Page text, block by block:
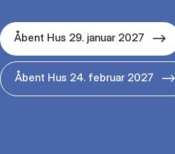
Åbent Hus 29. januar 2027
Åbent Hus 24. februar 2027